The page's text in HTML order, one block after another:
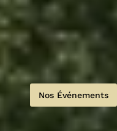
Nos Événements